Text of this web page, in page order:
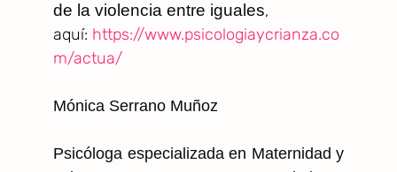
de la violencia entre iguales,
aquí: https://www.psicologiaycrianza.co
m/actua/
Mónica Serrano Muñoz
Psicóloga especializada en Maternidad y